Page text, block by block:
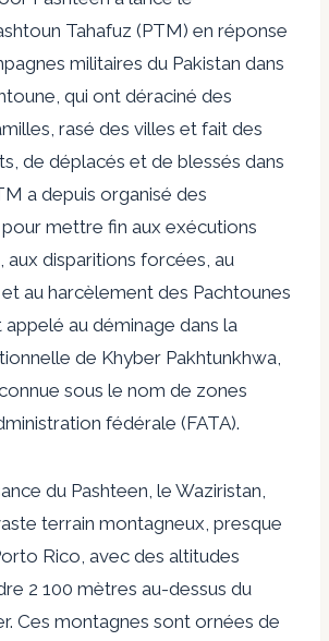
Tahafuz (PTM) en réponse
militaires du Pakistan dans
qui ont déraciné des
rasé des villes et fait des
de déplacés et de blessés dans
a depuis organisé des
mettre fin aux exécutions
aux disparitions forcées, au
au harcèlement des Pachtounes
au déminage dans la
de Khyber Pakhtunkhwa,
sous le nom de zones
fédérale (FATA).
du Pashteen, le Waziristan,
terrain montagneux, presque
Rico, avec des altitudes
2 100 mètres au-dessus du
Ces montagnes sont ornées de